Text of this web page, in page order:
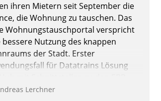
ihren Mietern seit September die
die Wohnung zu tauschen. Das
Wohnungstauschportal verspricht
bessere Nutzung des knappen
der Stadt. Erster
für Datatrains Lösung
der Unternehmen.
Lerchner